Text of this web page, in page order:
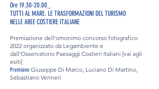
Ore 19.30-20.00_
TUTTI AL MARE. LE TRASFORMAZIONI DEL TURISMO
NELLE AREE COSTIERE ITALIANE
Premiazione dell’omonimo concorso fotografico
2022 organizzato da Legambiente e
dall’Osservatorio Paesaggi Costieri Italiani [vai agli
esiti]
Premiano Giuseppe Di Marco, Luciano Di Martino,
Sebastiano Venneri